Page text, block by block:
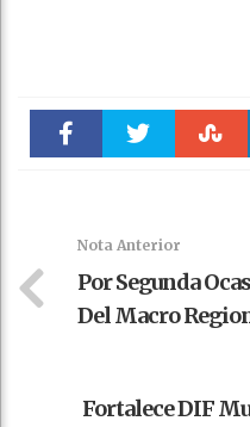
Nota Anterior
Por Segunda
Del Macro
Fortalece DIF